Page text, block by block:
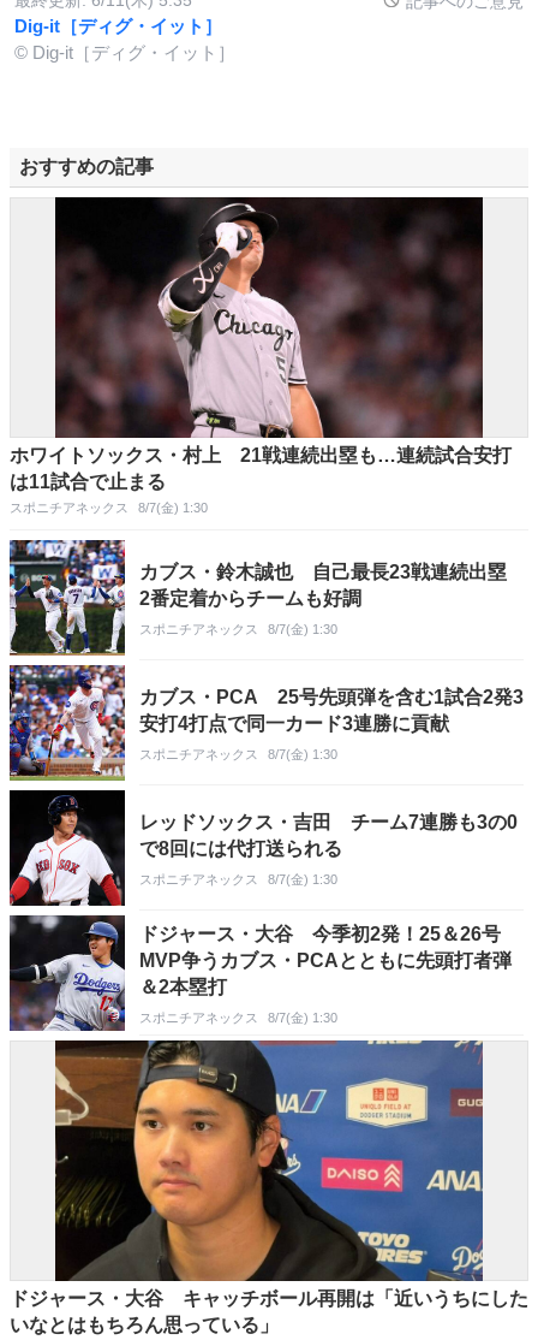
Dig-it［ディグ・イット］
© Dig-it［ディグ・イット］
おすすめの記事
ホワイトソックス・村上 21戦連続出塁も…連続試合安打
は11試合で止まる
スポニチアネックス 8/7(金) 1:30
カブス・鈴木誠也 自己最長23戦連続出塁
2番定着からチームも好調
スポニチアネックス 8/7(金) 1:30
カブス・PCA 25号先頭弾を含む1試合2発3
安打4打点で同一カード3連勝に貢献
スポニチアネックス 8/7(金) 1:30
レッドソックス・吉田 チーム7連勝も3の0
で8回には代打送られる
スポニチアネックス 8/7(金) 1:30
ドジャース・大谷 今季初2発！25＆26号
MVP争うカブス・PCAとともに先頭打者弾
＆2本塁打
スポニチアネックス 8/7(金) 1:30
ドジャース・大谷 キャッチボール再開は「近いうちにした
いなとはもちろん思っている」